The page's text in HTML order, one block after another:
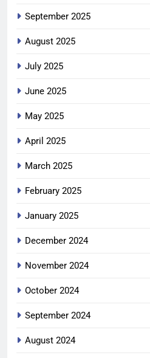
September 2025
August 2025
July 2025
June 2025
May 2025
April 2025
March 2025
February 2025
January 2025
December 2024
November 2024
October 2024
September 2024
August 2024